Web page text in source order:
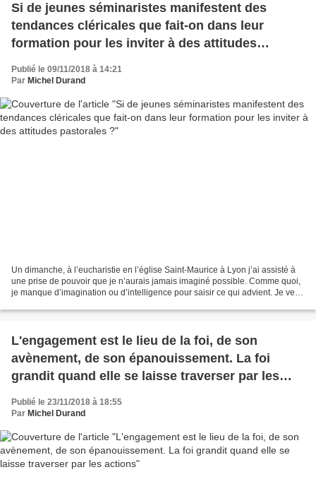
Si de jeunes séminaristes manifestent des
tendances cléricales que fait-on dans leur
formation pour les inviter à des attitudes
pastorales ?
Publié le 09/11/2018 à 14:21
Par Michel Durand
Un dimanche, à l’eucharistie en l’église Saint-Maurice à Lyon j’ai assisté à
une prise de pouvoir que je n’aurais jamais imaginé possible. Comme quoi,
je manque d’imagination ou d’intelligence pour saisir ce qui advient. Je veux
L'engagement est le lieu de la foi, de son
avènement, de son épanouissement. La foi
grandit quand elle se laisse traverser par les
Publié le 23/11/2018 à 18:55
Par Michel Durand